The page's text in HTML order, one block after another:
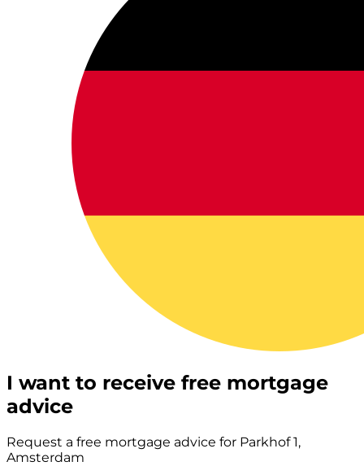
I want to receive free mortgage
advice
Request a free mortgage advice for Parkhof 1,
Amsterdam